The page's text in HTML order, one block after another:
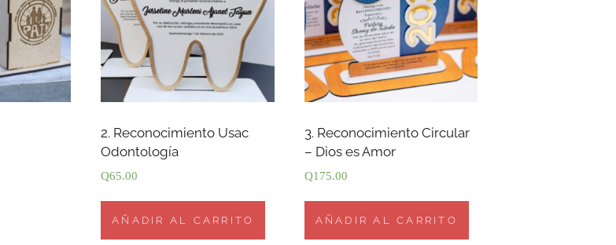
2. Reconocimiento Usac
Odontología
Q65.00
AÑADIR AL CARRITO
3. Reconocimiento Circular
– Dios es Amor
Q175.00
AÑADIR AL CARRITO